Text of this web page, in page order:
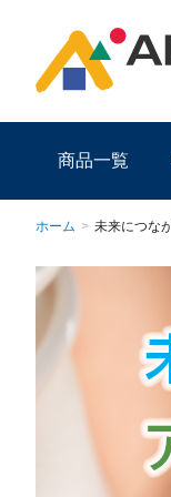
商品一覧
ホーム > 未来につな